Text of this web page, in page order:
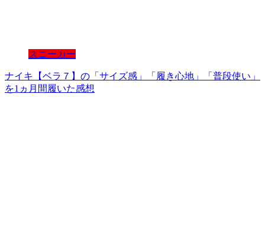
スニーカー
ナイキ【ベラ７】の「サイズ感」「履き心地」「普段使い」
を1ヵ月間履いた感想